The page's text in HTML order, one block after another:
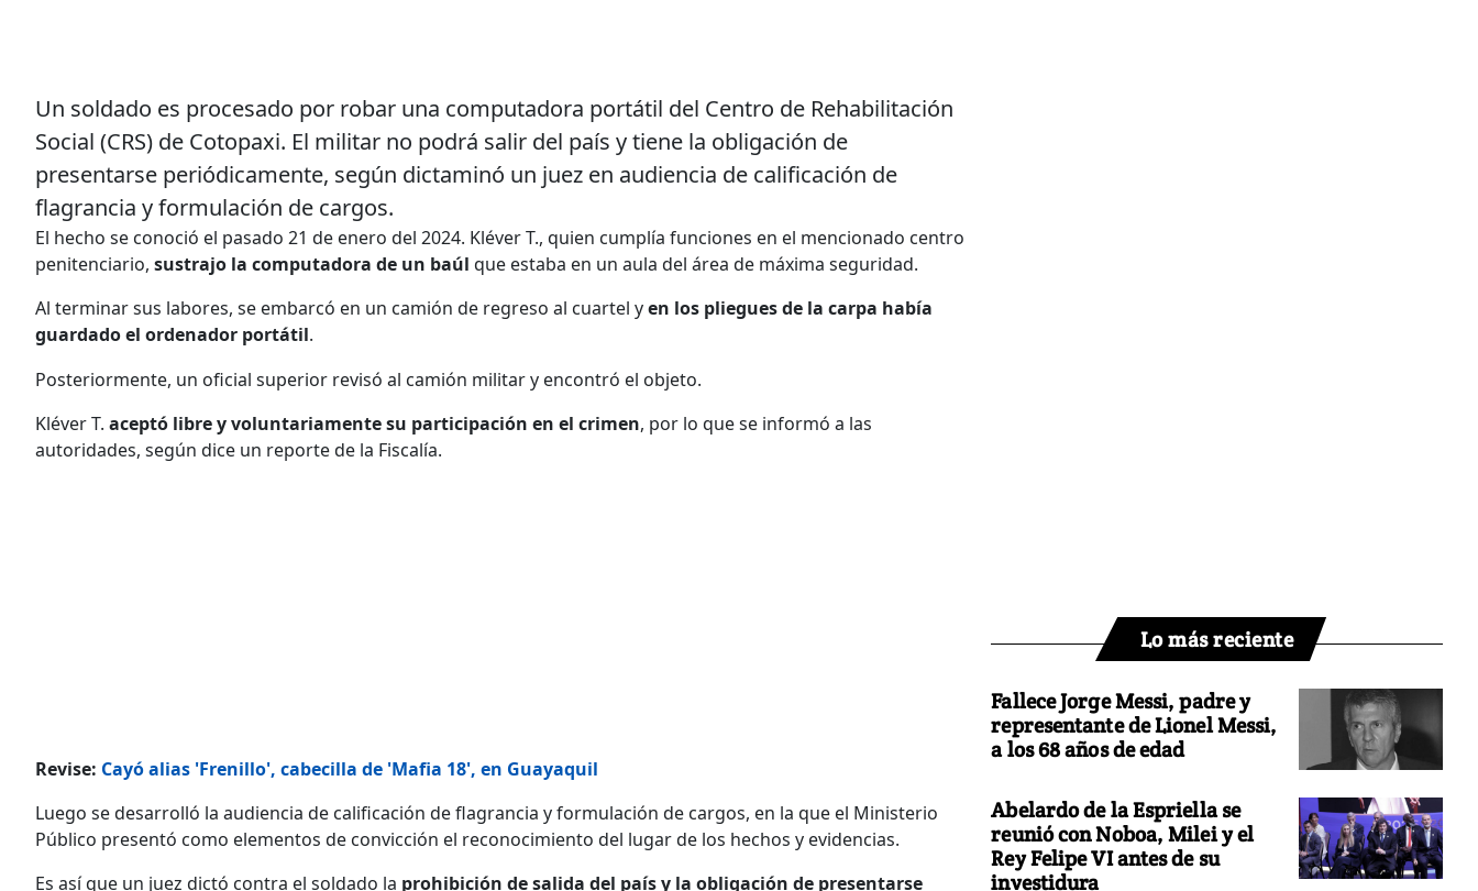
Un soldado es procesado por robar una computadora portátil del Centro de Rehabilitación
Social (CRS) de Cotopaxi. El militar no podrá salir del país y tiene la obligación de
presentarse periódicamente, según dictaminó un juez en audiencia de calificación de
flagrancia y formulación de cargos.
El hecho se conoció el pasado 21 de enero del 2024. Kléver T., quien cumplía funciones en el mencionado centro
penitenciario, sustrajo la computadora de un baúl que estaba en un aula del área de máxima seguridad.
Al terminar sus labores, se embarcó en un camión de regreso al cuartel yen los pliegues de la carpa había
guardado el ordenador portátil.
Posteriormente, un oficial superior revisó al camión militar y encontró el objeto.
Kléver T. aceptó libre y voluntariamente su participación en el crimen, por lo que se informó a las
autoridades, según dice un reporte de la Fiscalía.
Revise: Cayó alias 'Frenillo', cabecilla de 'Mafia 18', en Guayaquil
Luego se desarrolló la audiencia de calificación de flagrancia y formulación de cargos, en la que el Ministerio
Público presentó como elementos de convicción el reconocimiento del lugar de los hechos y evidencias.
Es así que un juez dictó contra el soldado la prohibición de salida del país y la obligación de presentarse
Lo más reciente
Fallece Jorge Messi, padre y
representante de Lionel Messi,
a los 68 años de edad
Abelardo de la Espriella se
reunió con Noboa, Milei y el
Rey Felipe VI antes de su
investidura